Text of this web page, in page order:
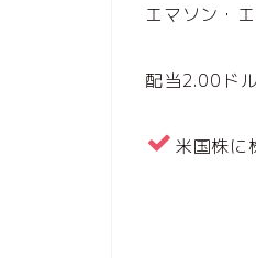
エマソン・
配当2.00ド
米国株に